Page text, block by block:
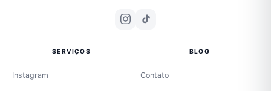
SERVIÇOS
Instagram
BLOG
Contato